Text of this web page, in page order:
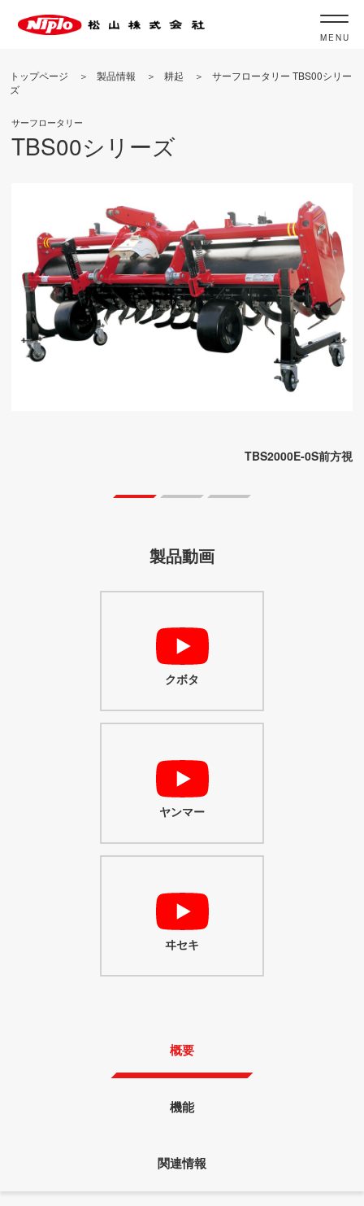
MENU
トップページ 製品情報 耕起
サーフロータリー TBS00シリー
ズ
サーフロータリー
TBS00シリーズ
TBS2000E-0S前方視
クボタ
ヤンマー
ヰセキ
概要
機能
関連情報